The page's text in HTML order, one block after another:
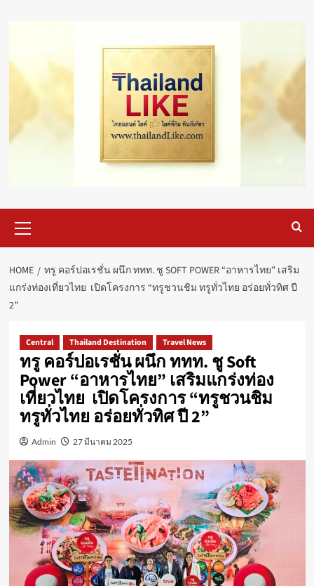
Menu
HOME
ทรู คอร์ปอเรชั่น ผนึก ททท. ชู SOFT POWER “อาหารไทย” เสริม
แกร่งท่องเที่ยวไทย เปิดโครงการ “ทรูชวนชิม ทรูทั่วไทย อร่อยทั่วทิศ ปี
2”
Central Thailand Destination Travel News
ทรู คอร์ปอเรชั่น ผนึก ททท. ชู Soft
Power “อาหารไทย” เสริมแกร่งท่อง
เที่ยวไทย เปิดโครงการ “ทรูชวนชิม
ทรูทั่วไทย อร่อยทั่วทิศ ปี 2”
Admin 27 มีนาคม 2025